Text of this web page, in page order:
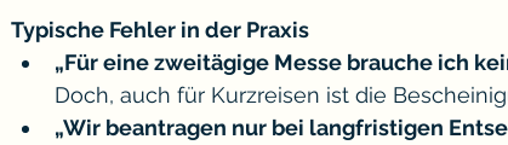
Typische Fehler in der Praxis
„Für eine zweitägige Messe brauche ich
Doch, auch für Kurzreisen ist die
„Wir beantragen nur bei langfristigen